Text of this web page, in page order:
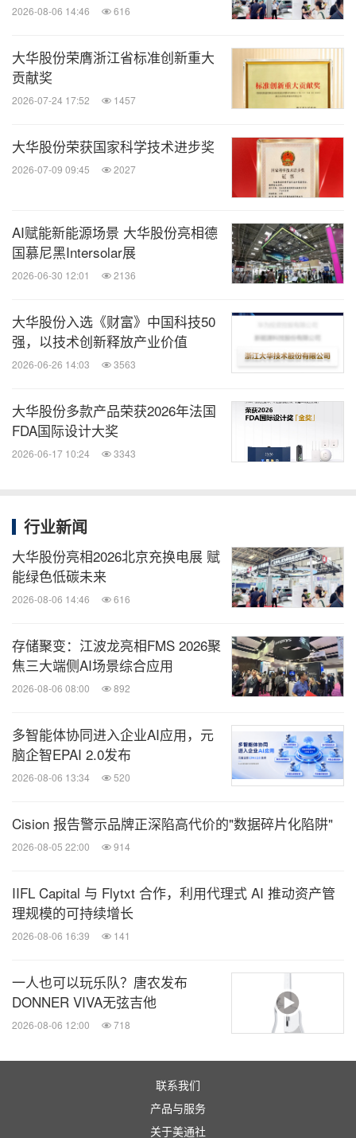
2026-08-06 14:46 616
大华股份荣膺浙江省标准创新重大
贡献奖
2026-07-24 17:52 1457
大华股份荣获国家科学技术进步奖
2026-07-09 09:45 2027
AI赋能新能源场景 大华股份亮相德
国慕尼黑Intersolar展
2026-06-30 12:01 2136
大华股份入选《财富》中国科技50
强，以技术创新释放产业价值
2026-06-26 14:03 3563
大华股份多款产品荣获2026年法国
FDA国际设计大奖
2026-06-17 10:24 3343
行业新闻
大华股份亮相2026北京充换电展 赋
能绿色低碳未来
2026-08-06 14:46 616
存储聚变：江波龙亮相FMS 2026聚
焦三大端侧AI场景综合应用
2026-08-06 08:00 892
多智能体协同进入企业AI应用，元
脑企智EPAI 2.0发布
2026-08-06 13:34 520
Cision 报告警示品牌正深陷高代价的"数据碎片化陷阱"
2026-08-05 22:00 914
IIFL Capital 与 Flytxt 合作，利用代理式 AI 推动资产管
理规模的可持续增长
2026-08-06 16:39 141
一人也可以玩乐队？唐农发布
DONNER VIVA无弦吉他
2026-08-06 12:00 718
联系我们
产品与服务
关于美通社